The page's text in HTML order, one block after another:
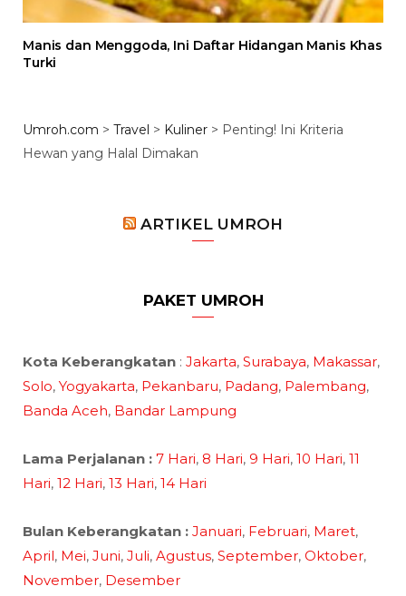
Manis dan Menggoda, Ini Daftar Hidangan Manis Khas
Turki
Umroh.com > Travel > Kuliner > Penting! Ini Kriteria
Hewan yang Halal Dimakan
ARTIKEL UMROH
PAKET UMROH
Kota Keberangkatan : Jakarta, Surabaya, Makassar,
Solo, Yogyakarta, Pekanbaru, Padang, Palembang,
Banda Aceh, Bandar Lampung
Lama Perjalanan : 7 Hari, 8 Hari, 9 Hari, 10 Hari, 11
Hari, 12 Hari, 13 Hari, 14 Hari
Bulan Keberangkatan : Januari, Februari, Maret,
April, Mei, Juni, Juli, Agustus, September, Oktober,
November, Desember